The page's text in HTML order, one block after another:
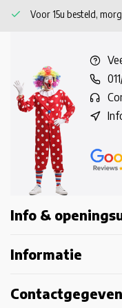
Veilig betalen, Easy retour
Info &
Informatie